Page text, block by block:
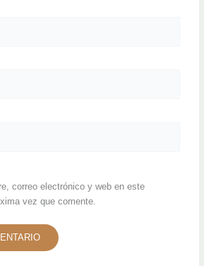
correo electrónico y web en este
vez que comente.